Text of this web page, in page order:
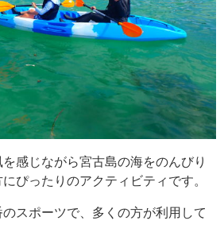
感じながら宮古島の海をのんびり
ぴったりのアクティビティです。
スポーツで、多くの方が利用して